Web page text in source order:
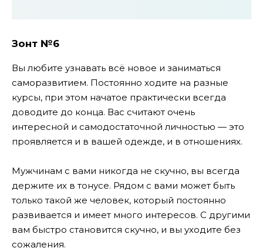
Зонт №6
Вы любите узнавать всё новое и заниматься
саморазвитием. Постоянно ходите на разные
курсы, при этом начатое практически всегда
доводите до конца. Вас считают очень
интересной и самодостаточной личностью — это
проявляется и в вашей одежде, и в отношениях.
Мужчинам с вами никогда не скучно, вы всегда
держите их в тонусе. Рядом с вами может быть
только такой же человек, который постоянно
развивается и имеет много интересов. С другими
вам быстро становится скучно, и вы уходите без
сожаления.